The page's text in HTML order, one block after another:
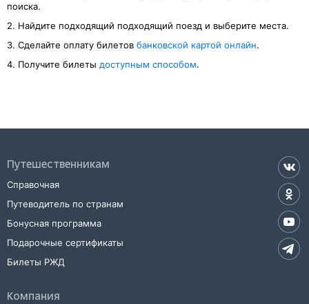
поиска.
2. Найдите подходящий подходящий поезд и выберите места.
3. Cделайте оплату билетов банковской картой онлайн.
4. Получите билеты доступным способом.
Путешественникам
Справочная
Путеводитель по странам
Бонусная программа
Подарочные сертификаты
Билеты РЖД
Компания